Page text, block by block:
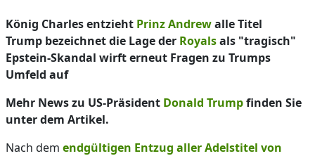
König Charles entzieht Prinz Andrewalle Titel
Trump bezeichnet die Lage der Royalsals "tragisch"
Epstein-Skandal wirft erneut Fragen zu Trumps
Umfeld auf
Mehr News zu US-Präsident Donald Trumpfinden Sie
unter dem Artikel.
Nach dem endgültigen Entzug aller Adelstitel von